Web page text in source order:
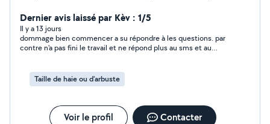
remorque Je suis ouvertà pas mal de petits travaux à
faire chez des personnes
Dernier avis laissé par Kèv : 1/5
Il y a 13 jours
dommage bien commencer a su répondre à les questions. par
contre n'a pas fini le travail et ne répond plus au sms et au
Taille de haie ou d'arbuste
Voir le profil Contacter